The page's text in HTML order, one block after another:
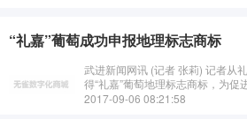
“礼嘉”葡萄成功申报地理标志商标
武进新闻网讯 (记者 张莉) 记者从
得“礼嘉”葡萄地理标志商标，为促
奠定基础。今年5月，“礼嘉镇葡萄
2017-09-06 08:21:58